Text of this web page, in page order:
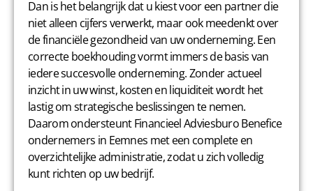
Dan is het belangrijk dat u kiest voor een partner die
niet alleen cijfers verwerkt, maar ook meedenkt over
de financiële gezondheid van uw onderneming. Een
correcte boekhouding vormt immers de basis van
iedere succesvolle onderneming. Zonder actueel
inzicht in uw winst, kosten en liquiditeit wordt het
lastig om strategische beslissingen te nemen.
Daarom ondersteunt Financieel Adviesburo Benefice
ondernemers in Eemnes met een complete en
overzichtelijke administratie, zodat u zich volledig
kunt richten op uw bedrijf.